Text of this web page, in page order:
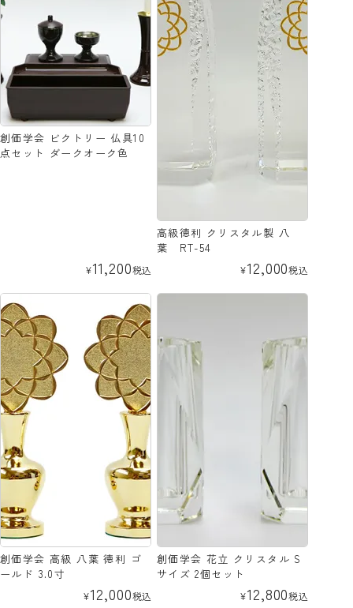
創価学会 ビクトリー 仏具10
点セット ダークオーク色
¥11,200税込
高級徳利 クリスタル製 八
葉 RT-54
¥12,000税込
創価学会 高級 八葉 徳利 ゴ
ールド 3.0寸
¥12,000税込
創価学会 花立 クリスタル S
サイズ 2個セット
¥12,800税込